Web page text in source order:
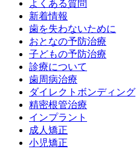
よくある質問
新着情報
歯を失わないために
おとなの予防治療
子どもの予防治療
診療について
歯周病治療
ダイレクトボンディング
精密根管治療
インプラント
成人矯正
小児矯正